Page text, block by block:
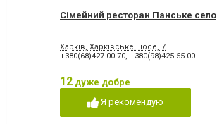
Сімейний ресторан Панське село
Харків, Харківське шосе, 7
+380(68)427-00-70, +380(98)425-55-00
12 дуже добре
Я рекомендую